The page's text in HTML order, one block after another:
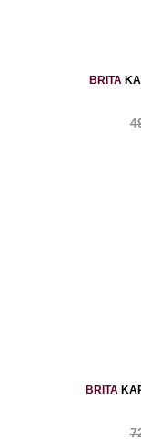
BRITA
BRITA